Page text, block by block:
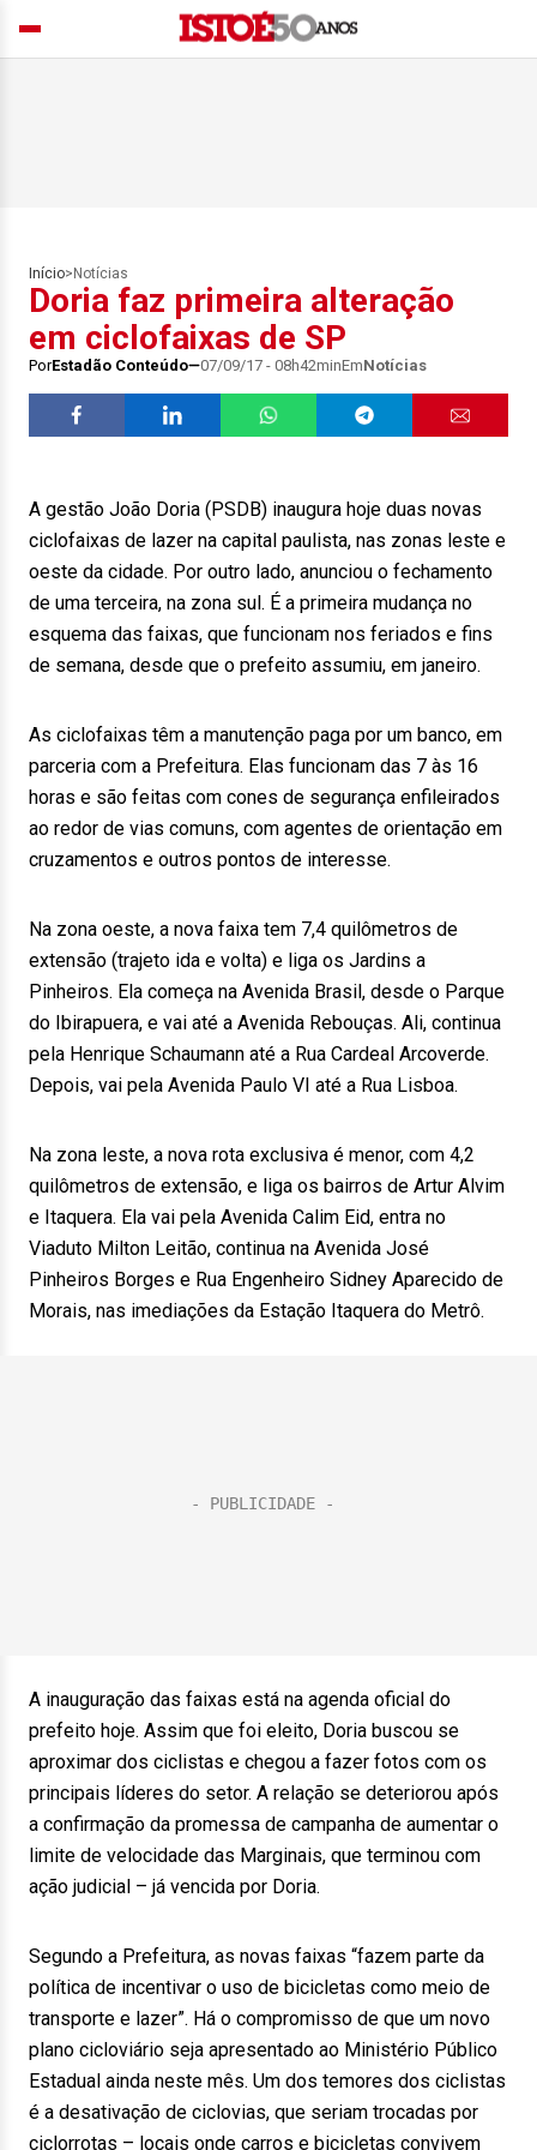
Início> Notícias
Doria faz primeira alteração
em ciclofaixas de SP
PorEstadão Conteúdo 07/09/17 - 08h42minEmNotícias
A gestão João Doria (PSDB) inaugura hoje duas novas
ciclofaixas de lazer na capital paulista, nas zonas leste e
oeste da cidade. Por outro lado, anunciou o fechamento
de uma terceira, na zona sul. É a primeira mudança no
esquema das faixas, que funcionam nos feriados e fins
de semana, desde que o prefeito assumiu, em janeiro.
As ciclofaixas têm a manutenção paga por um banco, em
parceria com a Prefeitura. Elas funcionam das 7 às 16
horas e são feitas com cones de segurança enfileirados
ao redor de vias comuns, com agentes de orientação em
cruzamentos e outros pontos de interesse.
Na zona oeste, a nova faixa tem 7,4 quilômetros de
extensão (trajeto ida e volta) e liga os Jardins a
Pinheiros. Ela começa na Avenida Brasil, desde o Parque
do Ibirapuera, e vai até a Avenida Rebouças. Ali, continua
pela Henrique Schaumann até a Rua Cardeal Arcoverde.
Depois, vai pela Avenida Paulo VI até a Rua Lisboa.
Na zona leste, a nova rota exclusiva é menor, com 4,2
quilômetros de extensão, e liga os bairros de Artur Alvim
e Itaquera. Ela vai pela Avenida Calim Eid, entra no
Viaduto Milton Leitão, continua na Avenida José
Pinheiros Borges e Rua Engenheiro Sidney Aparecido de
Morais, nas imediações da Estação Itaquera do Metrô.
A inauguração das faixas está na agenda oficial do
prefeito hoje. Assim que foi eleito, Doria buscou se
aproximar dos ciclistas e chegou a fazer fotos com os
principais líderes do setor. A relação se deteriorou após
a confirmação da promessa de campanha de aumentar o
limite de velocidade das Marginais, que terminou com
ação judicial – já vencida por Doria.
Segundo a Prefeitura, as novas faixas “fazem parte da
política de incentivar o uso de bicicletas como meio de
transporte e lazer”. Há o compromisso de que um novo
plano cicloviário seja apresentado ao Ministério Público
Estadual ainda neste mês. Um dos temores dos ciclistas
é a desativação de ciclovias, que seriam trocadas por
ciclorrotas – locais onde carros e bicicletas convivem